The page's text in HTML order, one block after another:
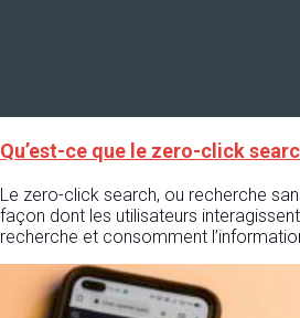
Qu’est-ce que le zero-click
Le zero-click search, ou recherche
façon dont les utilisateurs
recherche et consomment